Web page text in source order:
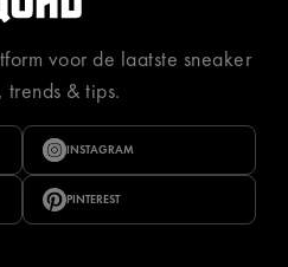
voor de laatste sneaker
trends & tips.
INSTAGRAM
PINTEREST